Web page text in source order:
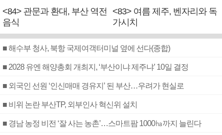
<84> 관문과 환대, 부산 역전
음식
<83> 여름 제주, 벤자리와 독
가시치
■ 해수부 청사, 북항 국제여객터미널 옆에 선다(종합)
■ 2028 유엔 해양총회 개최지, ‘부산이냐 제주냐’ 10일 결정
■ 외국인 선원 ‘인신매매 경유지’ 된 부산…우려가 현실로
■ 비위 논란 부산TP, 외부인사 혁신위 설치
■ 경남 농정 비전 ‘잘 사는 농촌’…스마트팜 1000㏊까지 늘린다